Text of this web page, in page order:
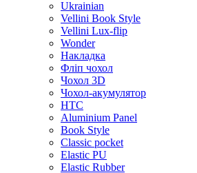
Ukrainian
Vellini Book Style
Vellini Lux-flip
Wonder
Накладка
Фліп чохол
Чохол 3D
Чохол-акумулятор
HTC
Aluminium Panel
Book Style
Classic pocket
Elastic PU
Elastic Rubber